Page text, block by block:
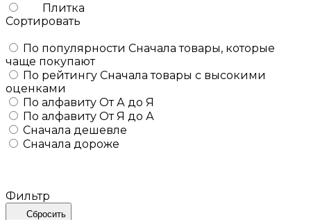
Плитка
Сортировать
По популярности Сначала товары, которые
чаще покупают
По рейтингу Сначала товары с высокими
оценками
По алфавиту От А до Я
По алфавиту От Я до А
Сначала дешевле
Сначала дороже
Фильтр
Сбросить